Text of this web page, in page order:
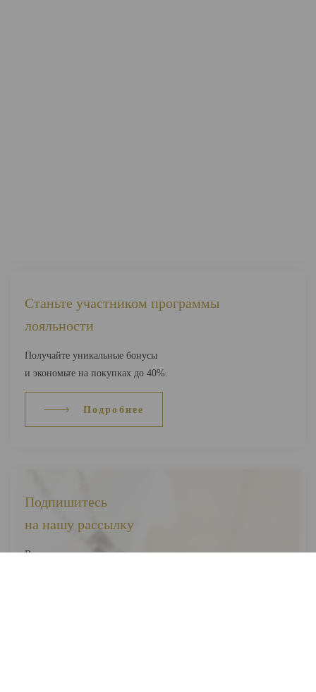
Станьте участником программы
лояльности
Получайте уникальные бонусы
и экономьте на покупках до 40%.
Подробнее
Подпишитесь
на нашу рассылку
Вы первыми узнаете о наших новинках, скидках и акциях